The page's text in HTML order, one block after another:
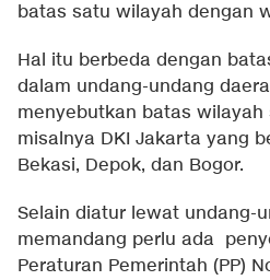
batas satu wilayah dengan
Hal itu berbeda dengan
dalam undang-undang
menyebutkan batas wilayah
misalnya DKI Jakarta yang
Bekasi, Depok, dan Bogor.
Selain diatur lewat undang-
memandang perlu ada
Peraturan Pemerintah (PP)